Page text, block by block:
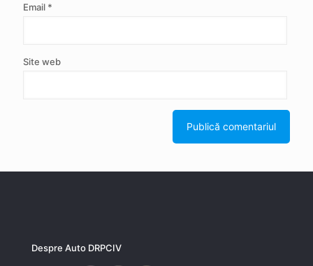
Email *
Site web
Despre Auto DRPCIV